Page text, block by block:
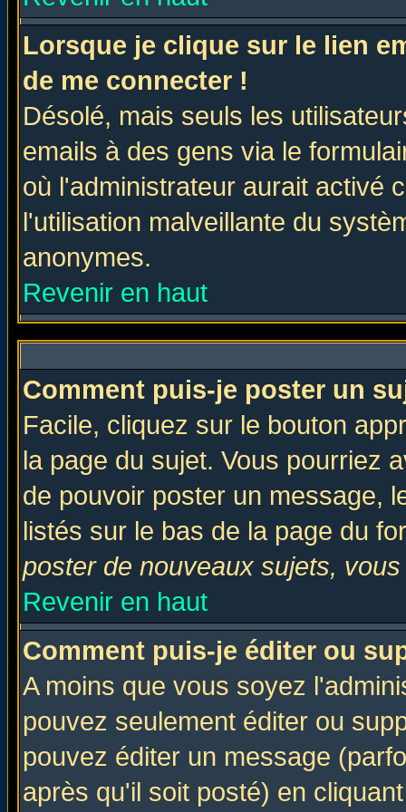
Lorsque je clique sur le lien
de me connecter !
Désolé, mais seuls les
emails à des gens via le
où l'administrateur aurait activé
l'utilisation malveillante du
anonymes.
Revenir en haut
Comment puis-je poster un
Facile, cliquez sur le bouton
la page du sujet. Vous pourriez
de pouvoir poster un message,
listés sur le bas de la page du
poster de nouveaux sujets,
Revenir en haut
Comment puis-je éditer ou
A moins que vous soyez
pouvez seulement éditer ou
pouvez éditer un message
après qu'il soit posté) en